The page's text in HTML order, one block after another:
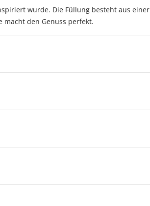
wurde. Die Füllung besteht aus einer
macht den Genuss perfekt.